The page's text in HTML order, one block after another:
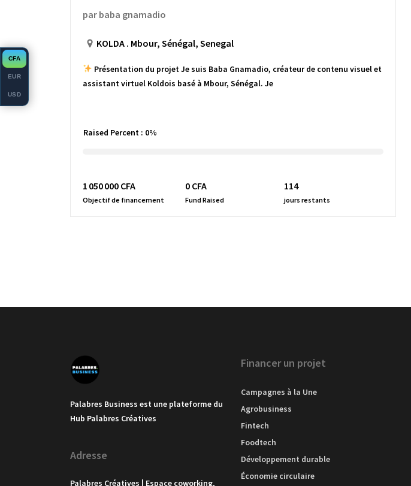
CFA
EUR
USD
par baba gnamadio
KOLDA . Mbour, Sénégal, Senegal
Présentation du projet Je suis Baba Gnamadio, créateur de contenu visuel et
assistant virtuel Koldois basé à Mbour, Sénégal. Je
Raised Percent : 0%
1 050 000 CFA
Objectif de financement
114
jours restants
0 CFA
Fund Raised
Palabres Business est une plateforme du
Hub Palabres Créatives
Adresse
Palabres Créatives | Espace coworking,
Financer un projet
Campagnes à la Une
Agrobusiness
Fintech
Foodtech
Développement durable
Économie circulaire